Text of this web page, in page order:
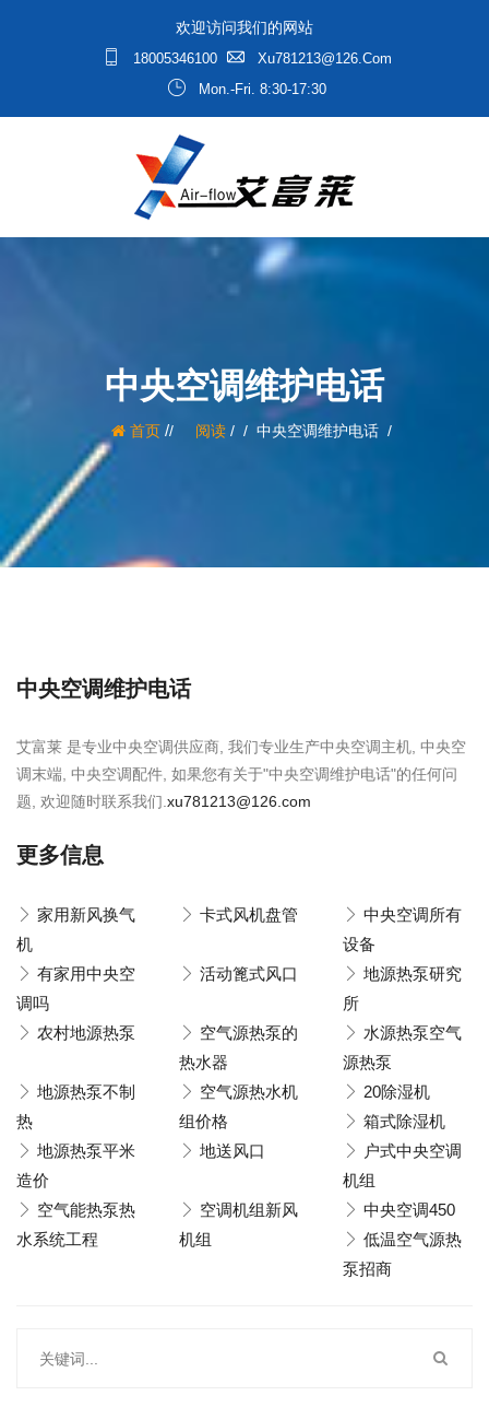
欢迎访问我们的网站
18005346100
Xu781213@126.com
Mon.-Fri. 8:30-17:30
中央空调维护电话
首页/ 阅读/ 中央空调维护电话
中央空调维护电话
艾富莱 是专业中央空调供应商, 我们专业生产中央空调主机, 中央空
调末端, 中央空调配件, 如果您有关于"中央空调维护电话"的任何问
题, 欢迎随时联系我们. xu781213@126.com
更多信息
家用新风换气
机
卡式风机盘管
中央空调所有
设备
有家用中央空
调吗
活动篦式风口
地源热泵研究
所
农村地源热泵
空气源热泵的
热水器
水源热泵空气
源热泵
地源热泵不制
热
空气源热水机
组价格
20除湿机
箱式除湿机
地源热泵平米
造价
地送风口
户式中央空调
机组
空气能热泵热
水系统工程
空调机组新风
机组
中央空调450
低温空气源热
泵招商